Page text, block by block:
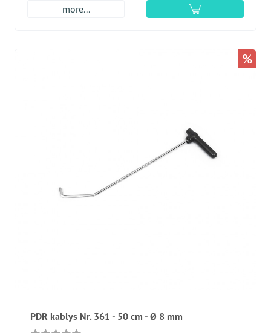
more...
PDR kablys Nr. 361 - 50 cm - Ø 8 mm
%